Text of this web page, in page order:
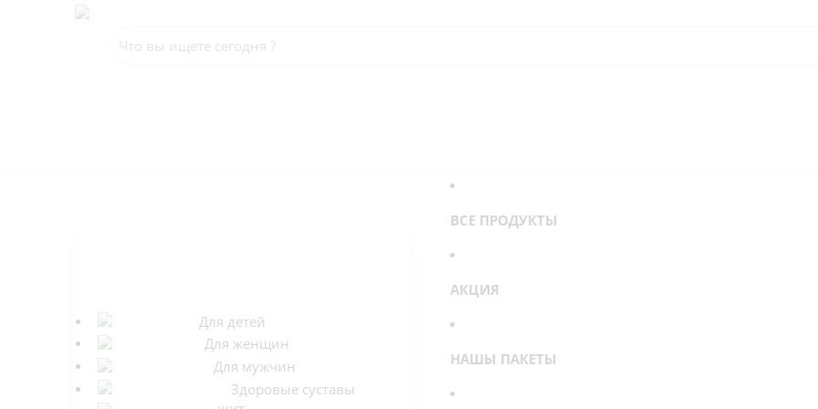
Для детей
Для женщин
Для мужчин
Здоровые суставы
ВСЕ ПРОДУКТЫ
АКЦИЯ
НАШЫ ПАКЕТЫ